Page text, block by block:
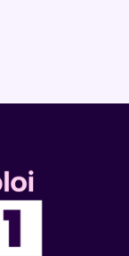
dans des lieux